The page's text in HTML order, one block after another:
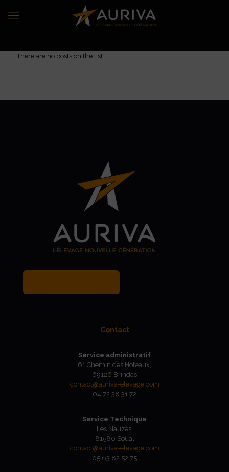
There are no posts on the list.
Contact
Service administratif
61 Chemin des Hoteaux,
69126 Brindas
contact@auriva-elevage.com
04 72 38 31 72
Service Technique
Les Nauzes,
81580 Soual
contact@auriva-elevage.com
05 63 82 52 75